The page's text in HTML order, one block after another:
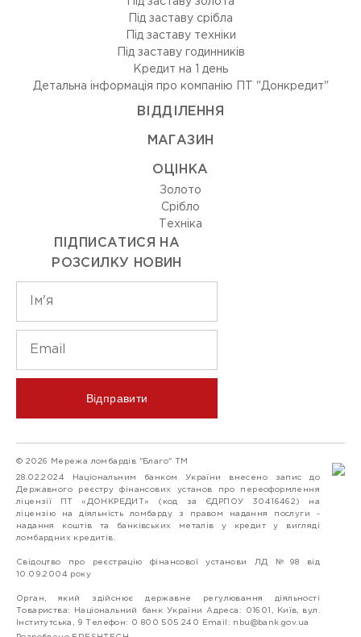
Під заставу срібла
Під заставу техніки
Під заставу годинників
Кредит на 1 день
Детальна інформація про компанію ПТ "Донкредит"
ВIДДIЛЕННЯ
МАГАЗИН
ОЦIНКА
Золото
Срiбло
Технiка
ПІДПИСАТИСЯ НА
РОЗСИЛКУ НОВИН
Відправити
© 2026 Мережа ломбардів "Благо" ТМ
28.02.2024 Національним банком України внесено запис до
Державного реєстру фінансових установ про переоформлення
ліцензії ПТ «ДОНКРЕДИТ» (код за ЄДРПОУ 30416462) на
ліцензію на діяльність ломбарду з правом надання послуги -
надання коштів та банківських металів у кредит у вигляді
ломбардних кредитів.
Свідоцтво про реєстрацію фінансової установи ЛД №98 від
10.09.2004 року
Орган, який здійснює державне регулювання діяльності
Товариства: Національний банк України Адреса: 01601, Київ, вул.
Інститутська, 9 Телефон: 0 800 505 240 Email: nbu@bank.gov.ua